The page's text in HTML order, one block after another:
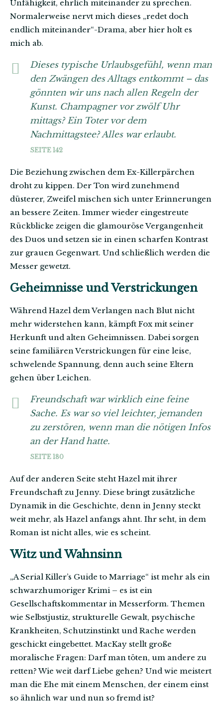
Unfähigkeit, ehrlich miteinander zu sprechen.
Normalerweise nervt mich dieses „redet doch
endlich miteinander“-Drama, aber hier holt es
mich ab.
Dieses typische Urlaubsgefühl, wenn man
den Zwängen des Alltags entkommt – das
gönnten wir uns nach allen Regeln der
Kunst. Champagner vor zwölf Uhr
mittags? Ein Toter vor dem
Nachmittagstee? Alles war erlaubt.
SEITE 142
Die Beziehung zwischen dem Ex-Killerpärchen
droht zu kippen. Der Ton wird zunehmend
düsterer, Zweifel mischen sich unter Erinnerungen
an bessere Zeiten. Immer wieder eingestreute
Rückblicke zeigen die glamouröse Vergangenheit
des Duos und setzen sie in einen scharfen Kontrast
zur grauen Gegenwart. Und schließlich werden die
Messer gewetzt.
Geheimnisse und Verstrickungen
Während Hazel dem Verlangen nach Blut nicht
mehr widerstehen kann, kämpft Fox mit seiner
Herkunft und alten Geheimnissen. Dabei sorgen
seine familiären Verstrickungen für eine leise,
schwelende Spannung, denn auch seine Eltern
gehen über Leichen.
Freundschaft war wirklich eine feine
Sache. Es war so viel leichter, jemanden
zu zerstören, wenn man die nötigen Infos
an der Hand hatte.
SEITE 180
Auf der anderen Seite steht Hazel mit ihrer
Freundschaft zu Jenny. Diese bringt zusätzliche
Dynamik in die Geschichte, denn in Jenny steckt
weit mehr, als Hazel anfangs ahnt. Ihr seht, in dem
Roman ist nicht alles, wie es scheint.
Witz und Wahnsinn
„A Serial Killer’s Guide to Marriage“ ist mehr als ein
schwarzhumoriger Krimi – es ist ein
Gesellschaftskommentar in Messerform. Themen
wie Selbstjustiz, strukturelle Gewalt, psychische
Krankheiten, Schutzinstinkt und Rache werden
geschickt eingebettet. MacKay stellt große
moralische Fragen: Darf man töten, um andere zu
retten? Wie weit darf Liebe gehen? Und wie meistert
man die Ehe mit einem Menschen, der einem einst
so ähnlich war und nun so fremd ist?